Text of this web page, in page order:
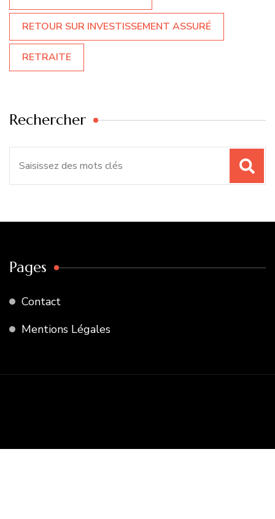
RETOUR SUR INVESTISSEMENT ASSURÉ
RETRAITE
Rechercher
Pages
Contact
Mentions Légales